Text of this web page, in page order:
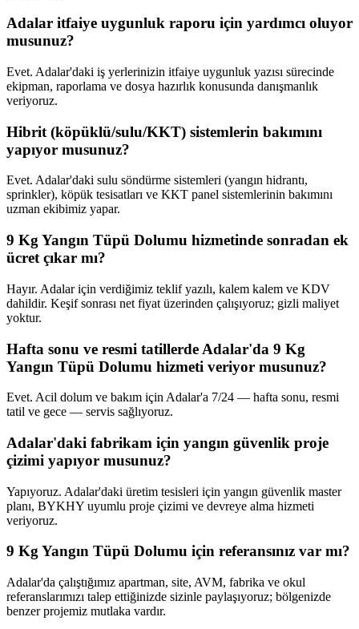
Adalar itfaiye uygunluk raporu için yardımcı oluyor
musunuz?
Evet. Adalar'daki iş yerlerinizin itfaiye uygunluk yazısı sürecinde
ekipman, raporlama ve dosya hazırlık konusunda danışmanlık
veriyoruz.
Hibrit (köpüklü/sulu/KKT) sistemlerin bakımını
yapıyor musunuz?
Evet. Adalar'daki sulu söndürme sistemleri (yangın hidrantı,
sprinkler), köpük tesisatları ve KKT panel sistemlerinin bakımını
uzman ekibimiz yapar.
9 Kg Yangın Tüpü Dolumu hizmetinde sonradan ek
ücret çıkar mı?
Hayır. Adalar için verdiğimiz teklif yazılı, kalem kalem ve KDV
dahildir. Keşif sonrası net fiyat üzerinden çalışıyoruz; gizli maliyet
yoktur.
Hafta sonu ve resmi tatillerde Adalar'da 9 Kg
Yangın Tüpü Dolumu hizmeti veriyor musunuz?
Evet. Acil dolum ve bakım için Adalar'a 7/24 — hafta sonu, resmi
tatil ve gece — servis sağlıyoruz.
Adalar'daki fabrikam için yangın güvenlik proje
çizimi yapıyor musunuz?
Yapıyoruz. Adalar'daki üretim tesisleri için yangın güvenlik master
planı, BYKHY uyumlu proje çizimi ve devreye alma hizmeti
veriyoruz.
9 Kg Yangın Tüpü Dolumu için referansınız var mı?
Adalar'da çalıştığımız apartman, site, AVM, fabrika ve okul
referanslarımızı talep ettiğinizde sizinle paylaşıyoruz; bölgenizde
benzer projemiz mutlaka vardır.